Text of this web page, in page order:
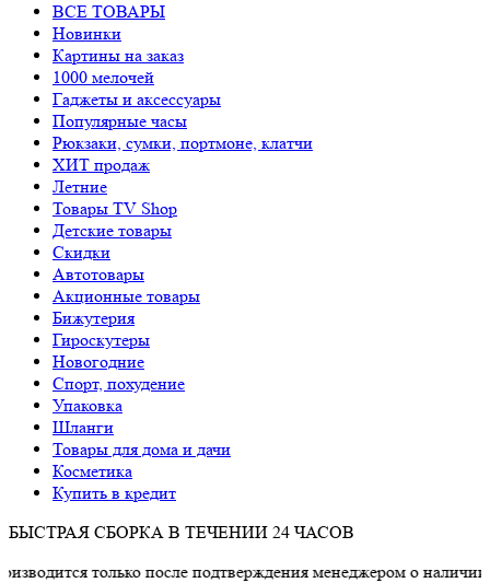
ВСЕ ТОВАРЫ
Новинки
Картины на заказ
1000 мелочей
Гаджеты и аксессуары
Популярные часы
Рюкзаки, сумки, портмоне, клатчи
ХИТ продаж
Летние
Товары TV Shop
Детские товары
Cкидки
Автотовары
Акционные товары
Бижутерия
Гироскутеры
Новогодние
Спорт, похудение
Упаковка
Шланги
Товары для дома и дачи
Косметика
Купить в кредит
БЫСТРАЯ СБОРКА В ТЕЧЕНИИ 24 ЧАСОВ
только после подтверждения менеджером о наличии товара.